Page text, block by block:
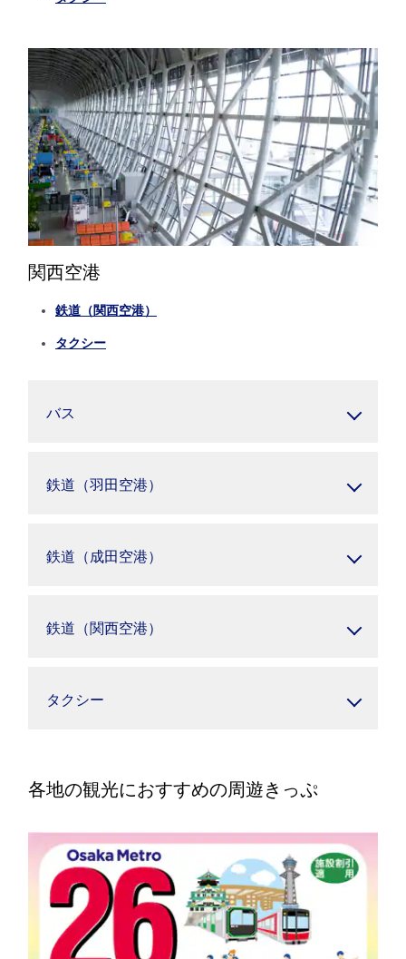
関西空港
鉄道（関西空港）
タクシー
バス
鉄道（羽田空港）
鉄道（成田空港）
鉄道（関西空港）
タクシー
各地の観光におすすめの周遊きっぷ